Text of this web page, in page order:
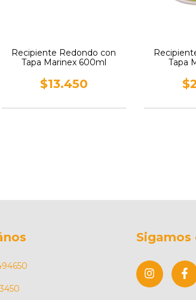
Recipiente Redondo con
Tapa Marinex 600ml
$13.450
Tapa
Sigamos